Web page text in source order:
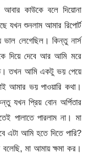
কাউকে বলে দিয়োনা
যখন শুনলাম আমার রিপোর্ট
ভাল লেগেছিল। কিন্তু নার্স
দিয়ে দেবে আর আমি মরে
তখন আমি একটু ভয় পেয়ে
আমার ভয় পাওয়ারি কথা।
যখন প্রিয় বোন অর্পিতার
পালাতে পারলাম না। মা
আমি হতে দিতে পারি?
বলেছি, মা আমায় ক্ষমা কর।